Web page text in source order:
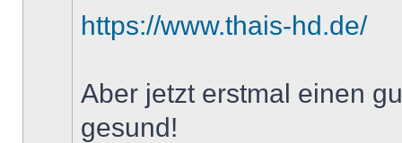
https://www.thais-hd.de/
Aber jetzt erstmal einen
gesund!